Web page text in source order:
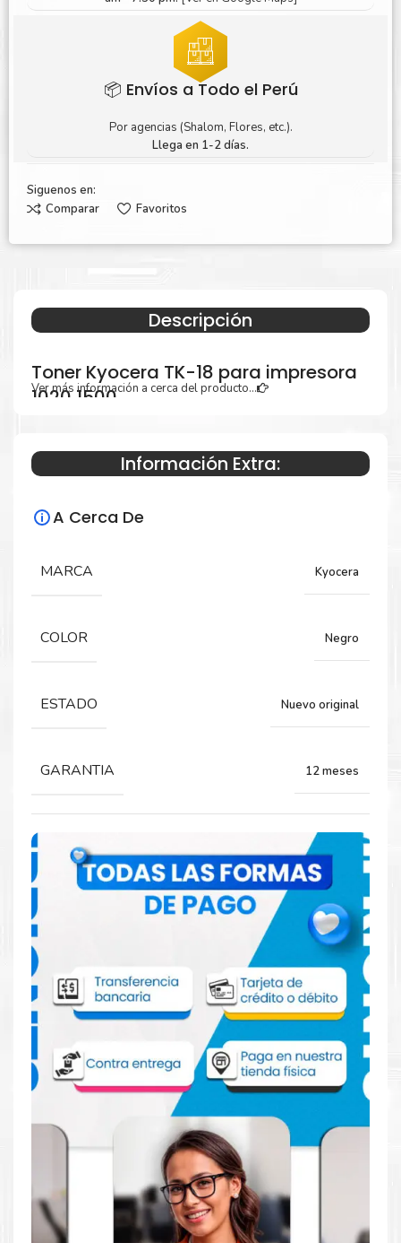
📦 Envíos a Todo el Perú
Por agencias (Shalom, Flores, etc.).
Llega en 1-2 días.
Siguenos en:
Comparar
Favoritos
Descripción
Toner Kyocera TK-18 para impresora
1020 1500
Especificaciones Técnicas
Para impresoras:
1020D, KM-1500
7,200 Páginas
Comprar Toner Kyocera TK-18 para
impresora 1020 1500
Aprovecha nuestra experiencia y atención para adquirir tus
productos. Tenemos promociones todos los dias. Escríbenos o
visítanos hoy para encontrar la solución perfecta para tu
, como elToner Kyocera TK-18 para
impresora 1020 1500.
Ver más información a cerca del producto...
Información Extra:
A Cerca De
MARCA Kyocera
COLOR Negro
ESTADO Nuevo original
GARANTIA 12 meses